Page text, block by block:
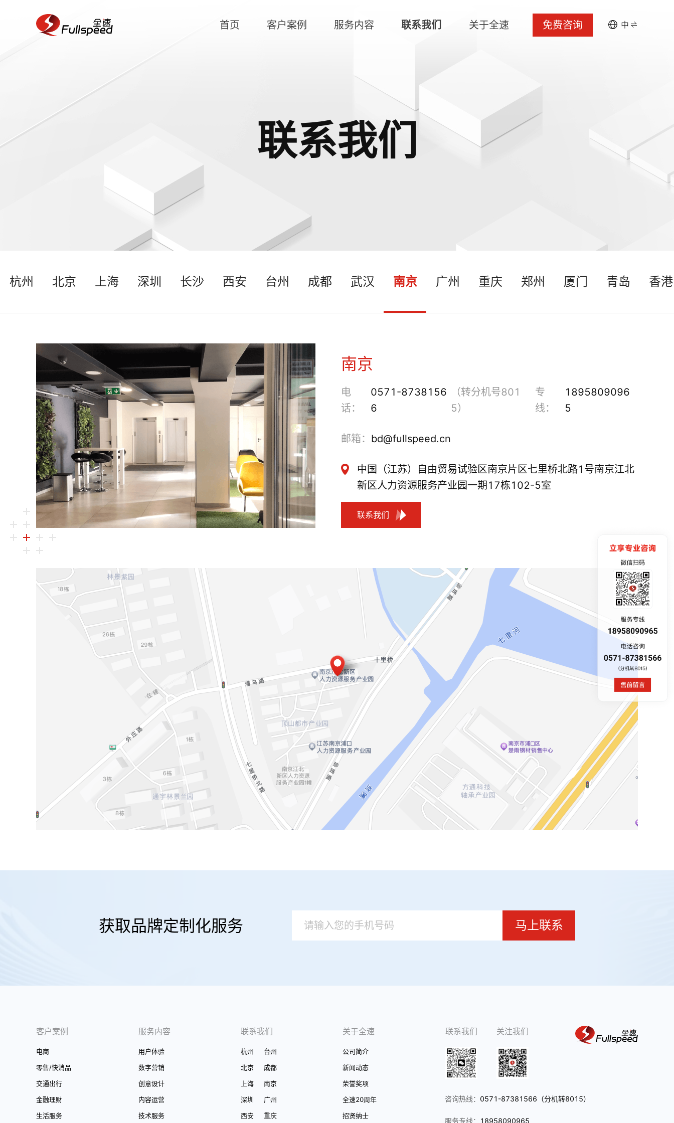
首页 客户案例 服务内容 联系我们 关于全速 免费咨询
联系我们
杭州 北京 上海 深圳 长沙 西安 台州 成都 武汉 南京 广州 重庆 郑州 厦门 青岛 香港
南京
电
话：
0571-8738156
6
（转分机号801
5）
专
线：
1895809096
5
邮箱： bd@fullspeed.cn
中国（江苏）自由贸易试验区南京片区七里桥北路1号南京江北
新区人力资源服务产业园一期17栋102-5室
联系我们
获取品牌定制化服务 马上联系
客户案例
电商
零售/快消品
交通出行
金融理财
生活服务
服务内容
用户体验
数字营销
创意设计
内容运营
技术服务
联系我们
杭州
北京
上海
深圳
西安
台州
成都
南京
广州
重庆
关于全速
公司简介
新闻动态
荣誉奖项
全速20周年
招贤纳士
联系我们 关注我们
咨询热线： 0571-87381566（分机转8015）
服务专线： 18958090965